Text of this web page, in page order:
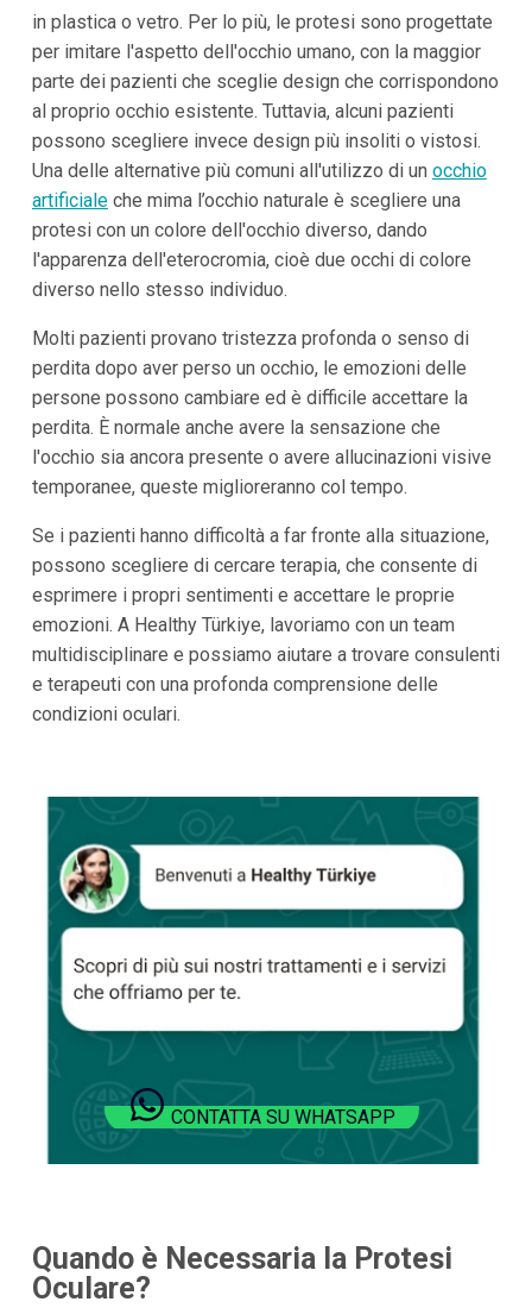
in plastica o vetro. Per lo più, le protesi sono progettate
per imitare l'aspetto dell'occhio umano, con la maggior
parte dei pazienti che sceglie design che corrispondono
al proprio occhio esistente. Tuttavia, alcuni pazienti
possono scegliere invece design più insoliti o vistosi.
Una delle alternative più comuni all'utilizzo di un occhio
artificialeche mima l’occhio naturale è scegliere una
protesi con un colore dell'occhio diverso, dando
l'apparenza dell'eterocromia, cioè due occhi di colore
diverso nello stesso individuo.
Molti pazienti provano tristezza profonda o senso di
perdita dopo aver perso un occhio, le emozioni delle
persone possono cambiare ed è difficile accettare la
perdita. È normale anche avere la sensazione che
l'occhio sia ancora presente o avere allucinazioni visive
temporanee, queste miglioreranno col tempo.
Se i pazienti hanno difficoltà a far fronte alla situazione,
possono scegliere di cercare terapia, che consente di
esprimere i propri sentimenti e accettare le proprie
emozioni. A Healthy Türkiye, lavoriamo con un team
multidisciplinare e possiamo aiutare a trovare consulenti
e terapeuti con una profonda comprensione delle
condizioni oculari.
CONTATTA SU WHATSAPP
Quando è Necessaria la Protesi
Oculare?